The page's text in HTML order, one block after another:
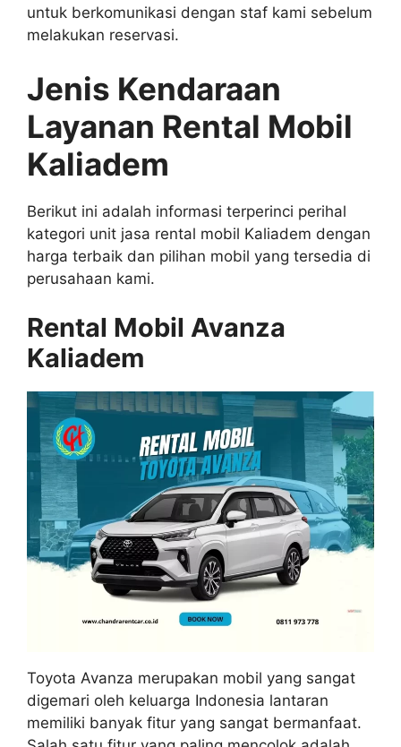
untuk berkomunikasi dengan staf kami sebelum
melakukan reservasi.
Jenis Kendaraan
Layanan Rental Mobil
Kaliadem
Berikut ini adalah informasi terperinci perihal
kategori unit jasa rental mobil Kaliadem dengan
harga terbaik dan pilihan mobil yang tersedia di
perusahaan kami.
Rental Mobil Avanza
Kaliadem
Toyota Avanza merupakan mobil yang sangat
digemari oleh keluarga Indonesia lantaran
memiliki banyak fitur yang sangat bermanfaat.